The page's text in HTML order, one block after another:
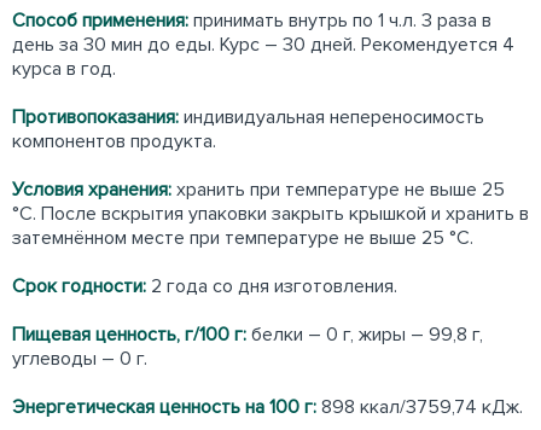
Способ применения: принимать внутрь по 1 ч.л. 3 раза в
день за 30 мин до еды. Курс – 30 дней. Рекомендуется 4
курса в год.
Противопоказания: индивидуальная непереносимость
компонентов продукта.
Условия хранения: хранить при температуре не выше 25
°С. После вскрытия упаковки закрыть крышкой и хранить в
затемнённом месте при температуре не выше 25 °С.
Срок годности: 2 года со дня изготовления.
Пищевая ценность, г/100 г: белки – 0 г, жиры – 99,8 г,
углеводы – 0 г.
Энергетическая ценность на 100 г: 898 ккал/3759,74 кДж.